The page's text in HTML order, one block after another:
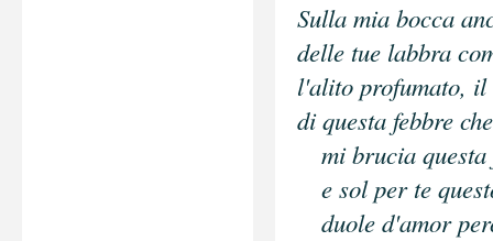
Sulla mia bocca
delle tue labbra
l'alito profumato, il
di questa febbre
mi brucia questa
e sol per te
duole d'amor